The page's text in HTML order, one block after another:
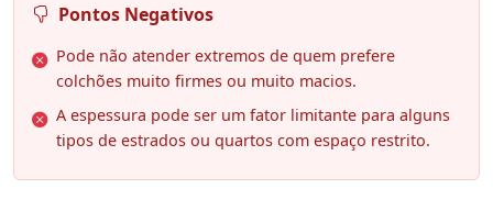
Pontos Negativos
Pode não atender extremos de quem prefere
colchões muito firmes ou muito macios.
A espessura pode ser um fator limitante para alguns
tipos de estrados ou quartos com espaço restrito.